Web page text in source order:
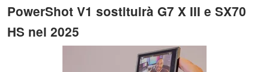
PowerShot V1 sostituirà G7 X III e SX70
HS nel 2025